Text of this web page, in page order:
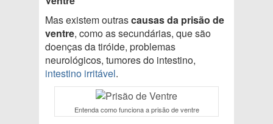
Mas existem outrascausas da prisão de
ventre, como as secundárias, que são
doenças da tiróide, problemas
neurológicos, tumores do intestino,
intestino irritável.
Entenda como funciona a prisão de ventre